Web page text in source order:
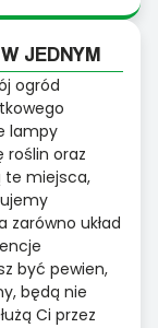
JEDNYM
ogród
lampy
roślin oraz
te miejsca,
układ
być pewien,
będą nie
Ci przez